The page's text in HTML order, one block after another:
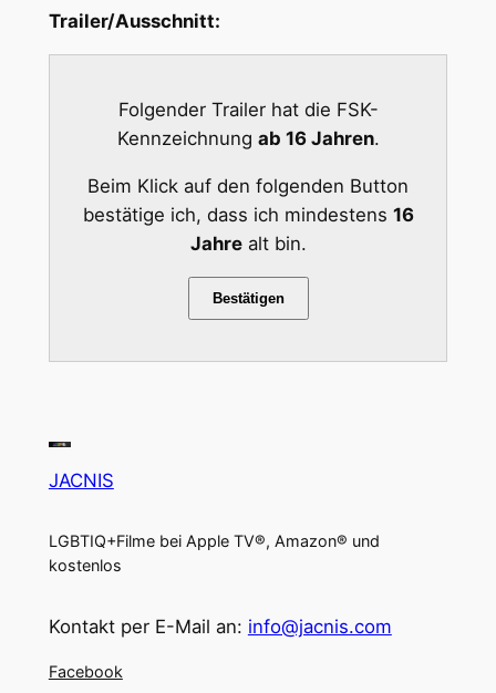
Trailer/Ausschnitt:
Folgender Trailer hat die FSK-
Kennzeichnung ab 16 Jahren.
Beim Klick auf den folgenden Button
bestätige ich, dass ich mindestens 16
Jahrealt bin.
Bestätigen
JACNIS
LGBTIQ+Filme bei Apple TV®, Amazon® und
kostenlos
Kontakt per E-Mail an: info@jacnis.com
Facebook